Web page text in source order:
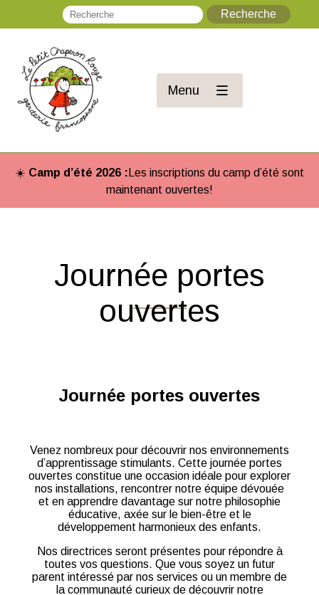
Recherche
Menu
☀️ Camp d’été 2026 : Les inscriptions du camp d’été sont
maintenant ouvertes!
Journée portes
ouvertes
Journée portes ouvertes
Venez nombreux pour découvrir nos environnements
d’apprentissage stimulants. Cette journée portes
ouvertes constitue une occasion idéale pour explorer
nos installations, rencontrer notre équipe dévouée
et en apprendre davantage sur notre philosophie
éducative, axée sur le bien-être et le
développement harmonieux des enfants.
Nos directrices seront présentes pour répondre à
toutes vos questions. Que vous soyez un futur
parent intéressé par nos services ou un membre de
la communauté curieux de découvrir notre